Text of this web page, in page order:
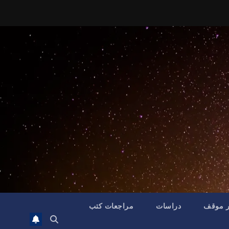
موقف دراسات مراجعات كتب